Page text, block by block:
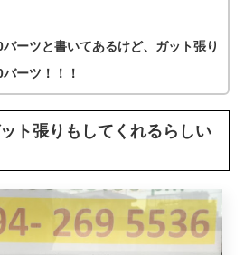
バーツと書いてあるけど、ガット張り
ーツ！！！
ト張りもしてくれるらしい